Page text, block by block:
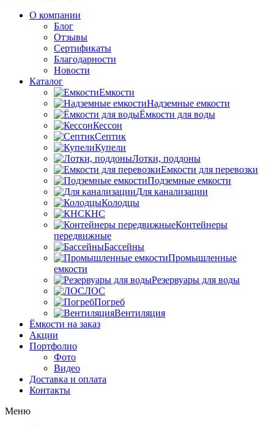
О компании
Блог
Отзывы
Сертификаты
Благодарности
Новости
Каталог
Емкости
Надземные емкости
Ёмкости для воды
Кессон
Септик
Купели
Лотки, поддоны
Емкости для перевозки
Подземные емкости
Для канализации
Колодцы
КНС
Контейнеры
передвижные
Бассейны
Промышленные
емкости
Резервуары для воды
ЛОС
Погреб
Вентиляция
Ёмкости на заказ
Акции
Портфолио
Фото
Видео
Доставка и оплата
Контакты
Меню